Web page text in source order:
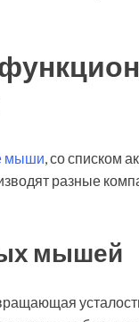
мыши , со списком
разные
мышей